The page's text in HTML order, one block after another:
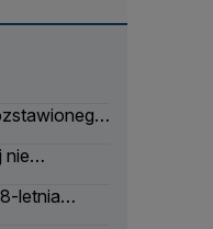
nie
letnia